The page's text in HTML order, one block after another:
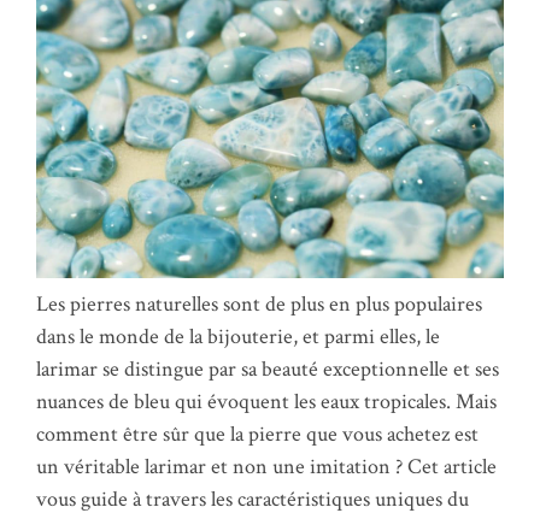
Les pierres naturelles sont de plus en plus populaires
dans le monde de la bijouterie, et parmi elles, le
larimar se distingue par sa beauté exceptionnelle et ses
nuances de bleu qui évoquent les eaux tropicales. Mais
comment être sûr que la pierre que vous achetez est
un véritable larimar et non une imitation ? Cet article
vous guide à travers les caractéristiques uniques du